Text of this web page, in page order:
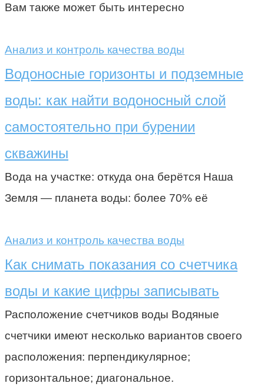
Вам также может быть интересно
Анализ и контроль качества воды
Водоносные горизонты и подземные
воды: как найти водоносный слой
самостоятельно при бурении
скважины
Вода на участке: откуда она берётся Наша
Земля — планета воды: более 70% её
Анализ и контроль качества воды
Как снимать показания со счетчика
воды и какие цифры записывать
Расположение счетчиков воды Водяные
счетчики имеют несколько вариантов своего
расположения: перпендикулярное;
горизонтальное; диагональное.